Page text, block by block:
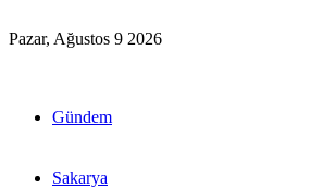
Pazar, Ağustos 9 2026
Gündem
Sakarya